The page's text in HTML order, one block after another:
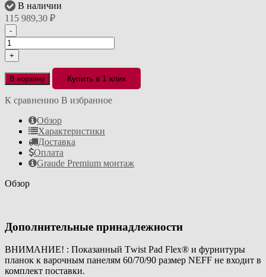
В наличии
115 989,30 ₽
-
+
В корзину Купить в 1 клик
К сравнению В избранное
Обзор
Характеристики
Доставка
Оплата
Graude Premium монтаж
Обзор
Дополнительные принадлежности
ВНИМАНИЕ! : Показанный Тwist Раd Flех® и фурнитуры
планок к варочным панелям 60/70/90 размер NEFF не входит в
комплект поставки.